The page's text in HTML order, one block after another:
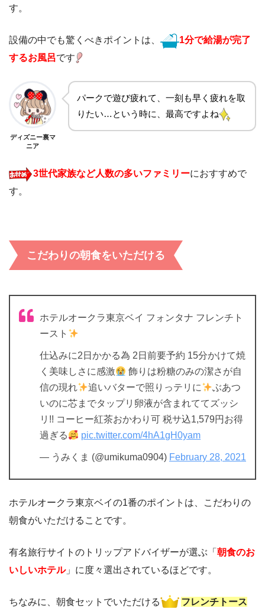
す。
設備の中でも驚くべきポイントは、
1分で給湯が完了
するお風呂です
ディズニー裏マ
ニア
パークで遊び疲れて、一刻も早く疲れを取
りたい…という時に、最高ですよね
3世代家族など人数の多いファミリーにおすすめで
す。
こだわりの朝食をいただける
ホテルオークラ東京ベイ フォンタナ フレンチト
ースト
仕込みに2日かかる為 2日前要予約 15分かけて焼
く美味しさに感激
飾りは粉糖のみの潔さが自
信の現れ
追いバターで照りっテリに
ぶあつ
いのに芯までタップリ卵液が含まれててズッシ
リ!! コーヒー紅茶おかわり可 税サ込1,579円お得
過ぎる
pic.twitter.com/4hA1gH0yam
— うみくま (@umikuma0904) February 28, 2021
ホテルオークラ東京ベイの1番のポイントは、こだわりの
朝食がいただけることです。
有名旅行サイトのトリップアドバイザーが選ぶ「 朝食のお
いしいホテル」に度々選出されているほどです。
ちなみに、朝食セットでいただける
フレンチトース